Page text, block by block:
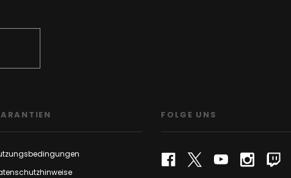
FOLGE UNS